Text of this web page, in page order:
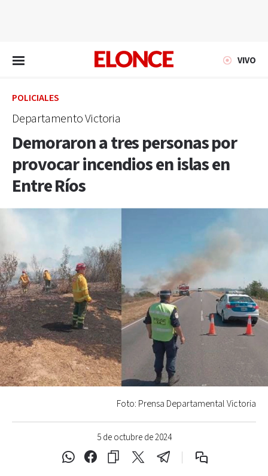
VIVO
POLICIALES
Departamento Victoria
Demoraron a tres personas por
provocar incendios en islas en
Entre Ríos
5 de octubre de 2024
Foto: Prensa Departamental Victoria